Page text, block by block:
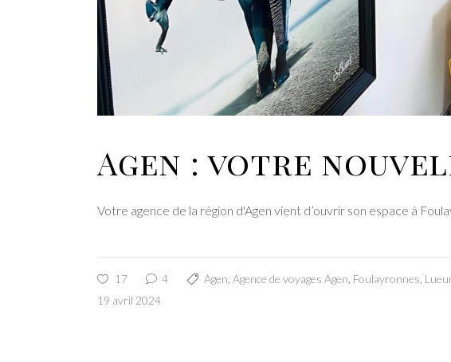
Agen : votre
Votre agence de la région d'Agen vient d’ouvrir son espace à
17 4 Agen Agence de voyages Agen Foulayronnes
19 avril 2024